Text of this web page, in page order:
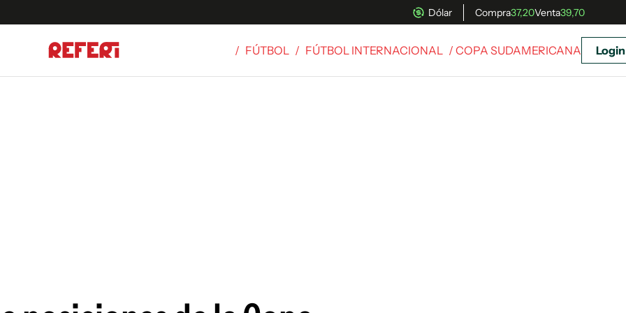
Dólar Compra37,20Venta39,70
/ FÚTBOL / FÚTBOL INTERNACIONAL / COPA SUDAMERICANA Login